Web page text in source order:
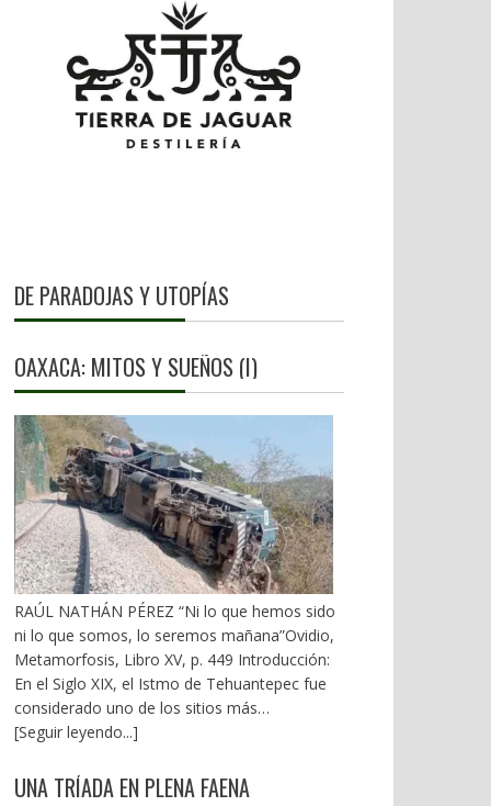
DE PARADOJAS Y UTOPÍAS
OAXACA: MITOS Y SUEÑOS (I)
RAÚL NATHÁN PÉREZ “Ni lo que hemos sido
ni lo que somos, lo seremos mañana”Ovidio,
Metamorfosis, Libro XV, p. 449 Introducción:
En el Siglo XIX, el Istmo de Tehuantepec fue
considerado uno de los sitios más
estratégicos a nivel mundial. En la mira de los
emanados del PRI iniciaron una serie de
[Seguir leyendo...]
UNA TRÍADA EN PLENA FAENA